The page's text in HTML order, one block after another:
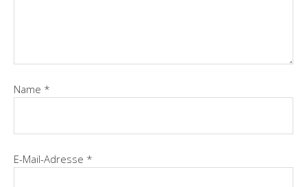
Name *
E-Mail-Adresse *